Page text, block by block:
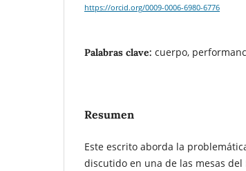
https://orcid.org/0009-0006-6980-6776
Palabras clave: cuerpo,
Resumen
Este escrito aborda la
discutido en una de las mesas